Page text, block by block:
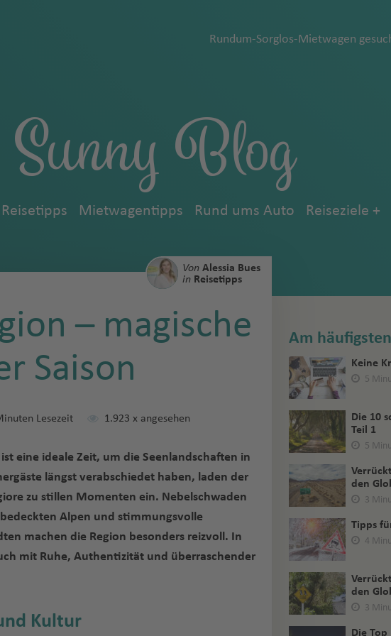
Rundum-Sorglos-Mietwagen
Sunny Blog
Reisetipps Mietwagentipps Rund ums Auto Reiseziele
VonAlessia Bues
inReisetipps
– magische
Saison
Lesezeit 1.923 x angesehen
eine ideale Zeit, um die Seenlandschaften in
längst verabschiedet haben, laden der
zu stillen Momenten ein. Nebelschwaden
Alpen und stimmungsvolle
machen die Region besonders reizvoll. In
mit Ruhe, Authentizität und überraschender
Kultur
Am
Keine
5
Die 10
Teil 1
5
den
3
Tipps
4
den
3
Die